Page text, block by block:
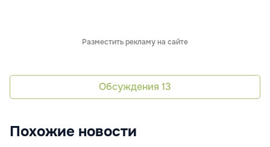
Разместить рекламу на сайте
Обсуждения 13
Похожие новости